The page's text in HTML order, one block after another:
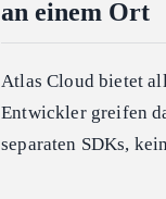
an einem Ort
Atlas Cloud bietet
Entwickler greifen
separaten SDKs,